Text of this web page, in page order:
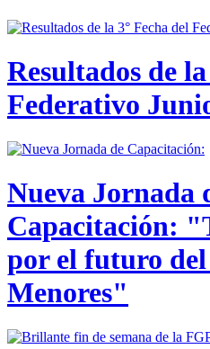
Resultados de
Federativo
Nueva Jornada
Capacitación:
por el futuro
Menores"